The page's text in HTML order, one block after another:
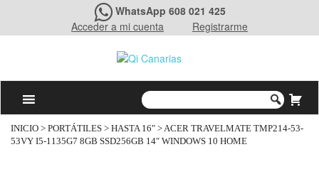
WhatsApp 608 021 425
Acceder a mi cuenta
Registrarme
INICIO > PORTÁTILES > HASTA 16" > ACER TRAVELMATE TMP214-53-
53VY I5-1135G7 8GB SSD256GB 14″ WINDOWS 10 HOME